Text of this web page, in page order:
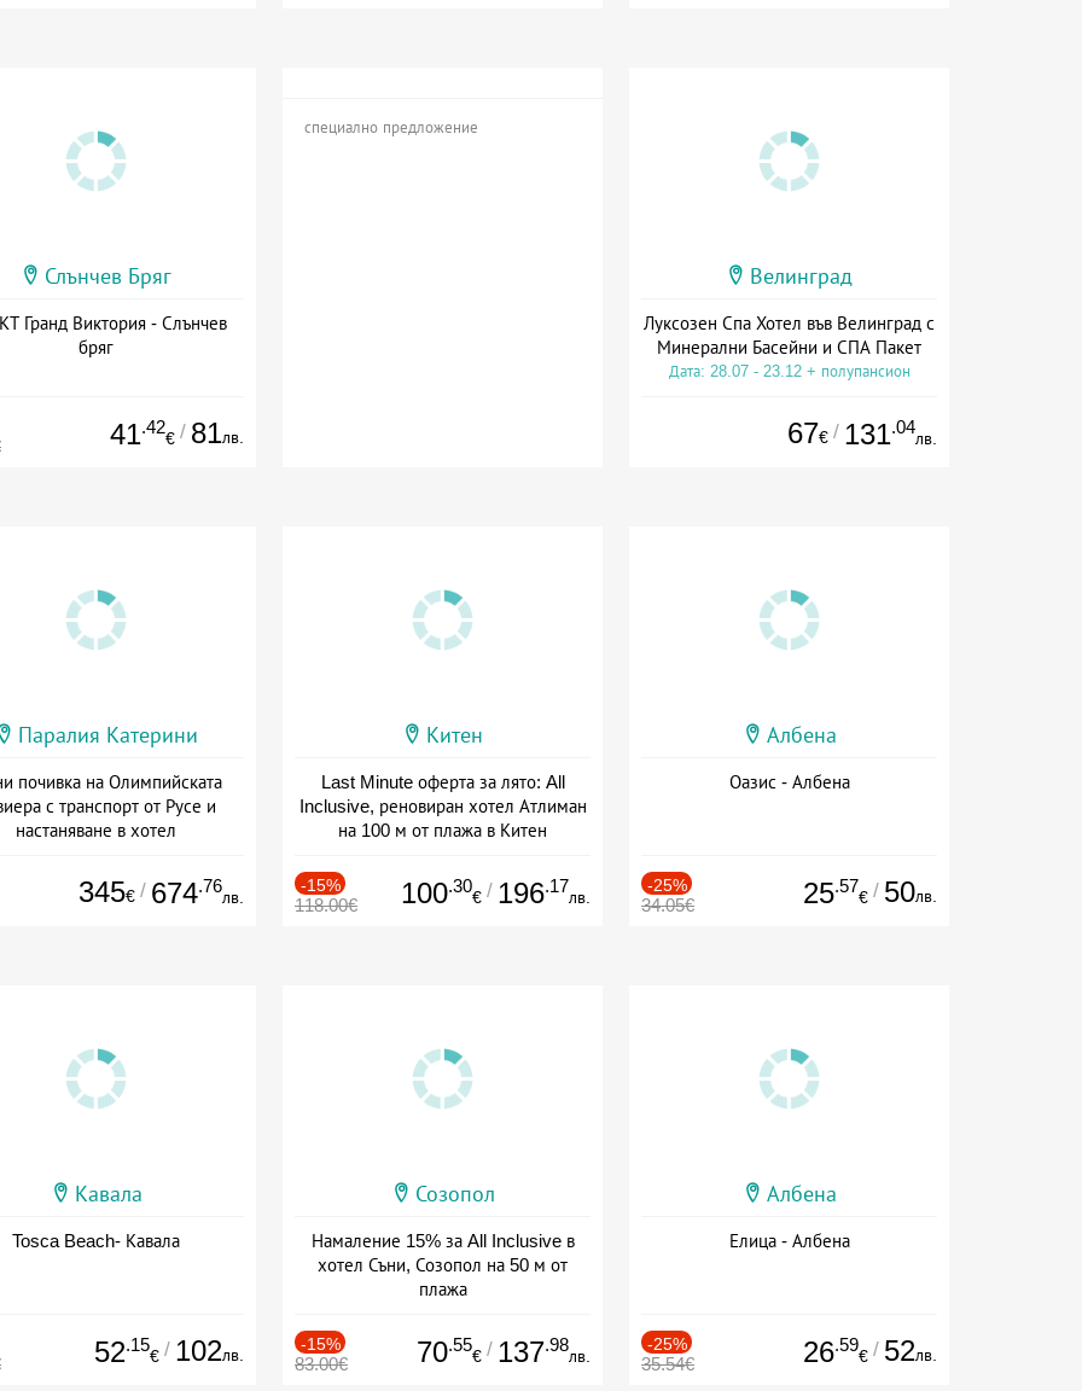
Слънчев Бряг
Гранд Виктория - Слънчев
бряг
41.42
€ / 81лв.
специално предложение
Велинград
Луксозен Спа Хотел във Велинград с
Минерални Басейни и СПА Пакет
Дата: 28.07 - 23.12 + полупансион
67€ / 131.04
лв.
Паралия Катерини
почивка на Олимпийската
с транспорт от Русе и
настаняване в хотел
345€ / 674.76
лв.
Китен
Last Minute оферта за лято: All
Inclusive, реновиран хотел Атлиман
на 100 м от плажа в Китен
-15%
118.00€ 100.30
€ / 196.17
лв.
Албена
Оазис - Албена
-25%
34.05€ 25.57
€ / 50лв.
Кавала
Tosca Beach- Кавала
52.15
€ / 102лв.
Созопол
Намаление 15% за All Inclusive в
хотел Съни, Созопол на 50 м от
плажа
-15%
83.00€ 70.55
€ / 137.98
лв.
Албена
Елица - Албена
-25%
35.54€ 26.59
€ / 52лв.